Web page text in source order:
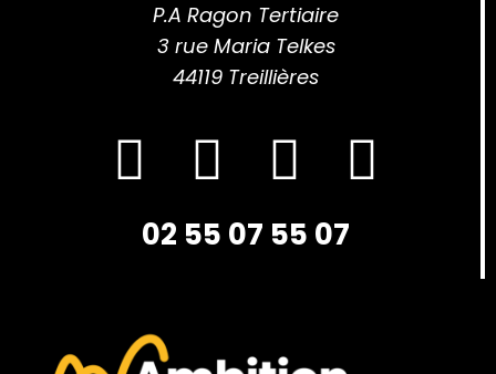
P.A Ragon Tertiaire
3 rue Maria Telkes
44119 Treillières
02 55 07 55 07